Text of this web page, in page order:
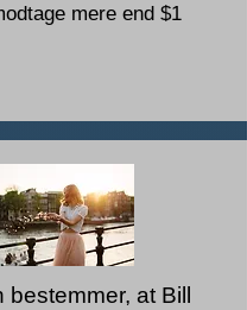
mere end $1
at Bill